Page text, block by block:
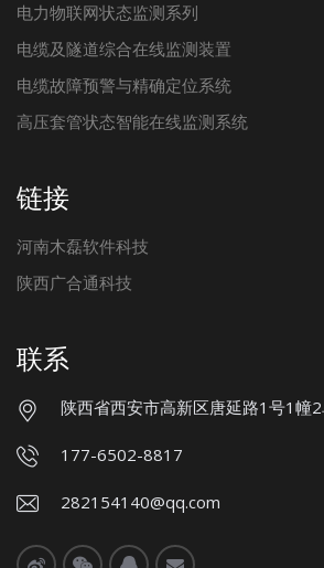
电力物联网状态监测系列
电缆及隧道综合在线监测装置
电缆故障预警与精确定位系统
高压套管状态智能在线监测系统
链接
河南木磊软件科技
陕西广合通科技
联系
陕西省西安市高新区唐延路1号1幢
177-6502-8817
282154140@qq.com